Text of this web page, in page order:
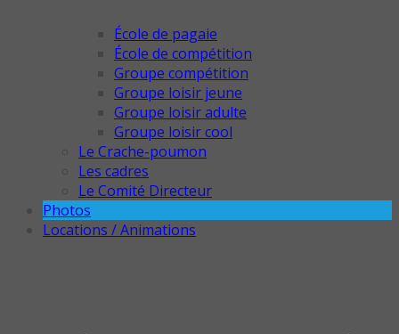
École de pagaie
École de compétition
Groupe compétition
Groupe loisir jeune
Groupe loisir adulte
Groupe loisir cool
Le Crache-poumon
Les cadres
Le Comité Directeur
Photos
Locations / Animations